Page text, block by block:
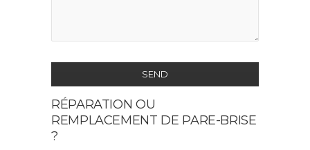
SEND
This
field
should
RÉPARATION OU
REMPLACEMENT DE PARE-BRISE
?